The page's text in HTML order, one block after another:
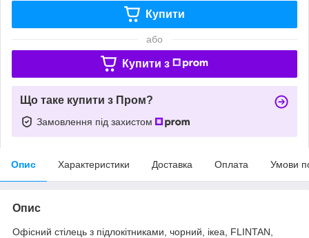
Купити
або
Купити з
Що таке купити з Пром?
Замовлення під захистом
Опис Характеристики Доставка Оплата Умови
Опис
Офісний стілець з підлокітниками, чорний, ікеа, FLINTAN,